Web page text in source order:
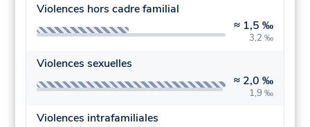
Violences hors cadre familial
≈ 1,5 ‰
3,2 ‰
Violences sexuelles
≈ 2,0 ‰
1,9 ‰
Violences intrafamiliales